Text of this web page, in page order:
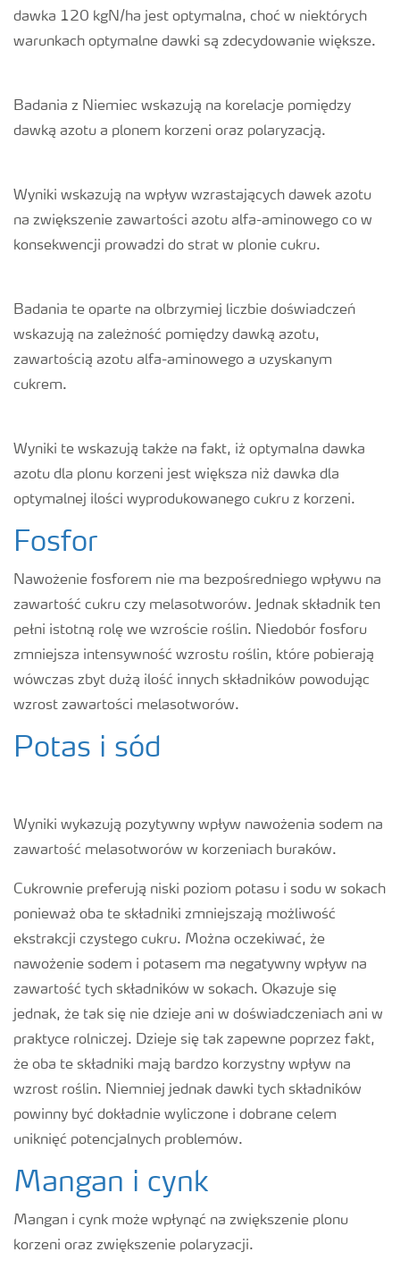
dawka 120 kgN/ha jest optymalna, choć w niektórych
warunkach optymalne dawki są zdecydowanie większe.
Badania z Niemiec wskazują na korelacje pomiędzy
dawką azotu a plonem korzeni oraz polaryzacją.
Wyniki wskazują na wpływ wzrastających dawek azotu
na zwiększenie zawartości azotu alfa-aminowego co w
konsekwencji prowadzi do strat w plonie cukru.
Badania te oparte na olbrzymiej liczbie doświadczeń
wskazują na zależność pomiędzy dawką azotu,
zawartością azotu alfa-aminowego a uzyskanym
cukrem.
Wyniki te wskazują także na fakt, iż optymalna dawka
azotu dla plonu korzeni jest większa niż dawka dla
optymalnej ilości wyprodukowanego cukru z korzeni.
Fosfor
Nawożenie fosforem nie ma bezpośredniego wpływu na
zawartość cukru czy melasotworów. Jednak składnik ten
pełni istotną rolę we wzroście roślin. Niedobór fosforu
zmniejsza intensywność wzrostu roślin, które pobierają
wówczas zbyt dużą ilość innych składników powodując
wzrost zawartości melasotworów.
Potas i sód
Wyniki wykazują pozytywny wpływ nawożenia sodem na
zawartość melasotworów w korzeniach buraków.
Cukrownie preferują niski poziom potasu i sodu w sokach
ponieważ oba te składniki zmniejszają możliwość
ekstrakcji czystego cukru. Można oczekiwać, że
nawożenie sodem i potasem ma negatywny wpływ na
zawartość tych składników w sokach. Okazuje się
jednak, że tak się nie dzieje ani w doświadczeniach ani w
praktyce rolniczej. Dzieje się tak zapewne poprzez fakt,
że oba te składniki mają bardzo korzystny wpływ na
wzrost roślin. Niemniej jednak dawki tych składników
powinny być dokładnie wyliczone i dobrane celem
uniknięć potencjalnych problemów.
Mangan i cynk
Mangan i cynk może wpłynąć na zwiększenie plonu
korzeni oraz zwiększenie polaryzacji.